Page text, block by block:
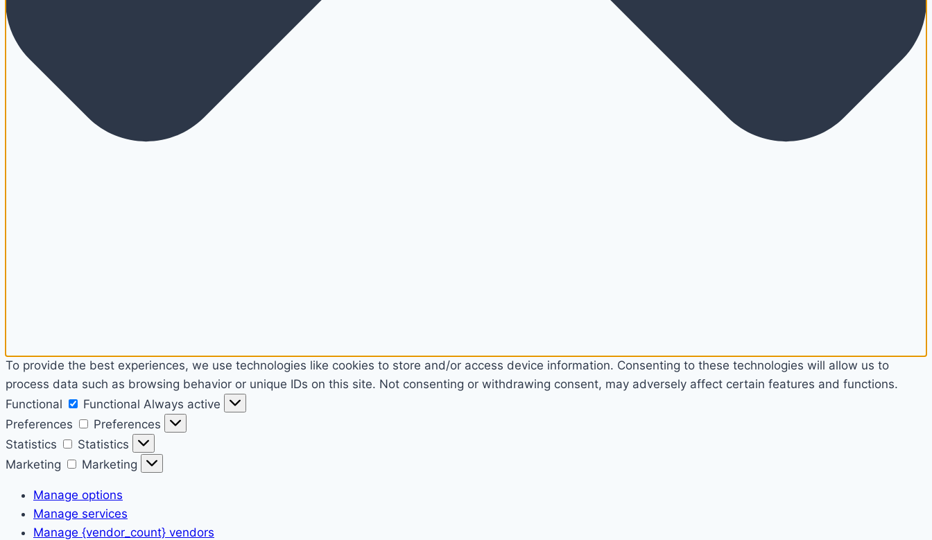
To provide the best experiences, we use technologies like cookies to store and/or access device information. Consenting to these technologies will allow us to
process data such as browsing behavior or unique IDs on this site. Not consenting or withdrawing consent, may adversely affect certain features and functions.
Functional
Functional Always active
Preferences
Preferences
Statistics
Statistics
Marketing
Marketing
Manage options
Manage services
Manage {vendor_count} vendors